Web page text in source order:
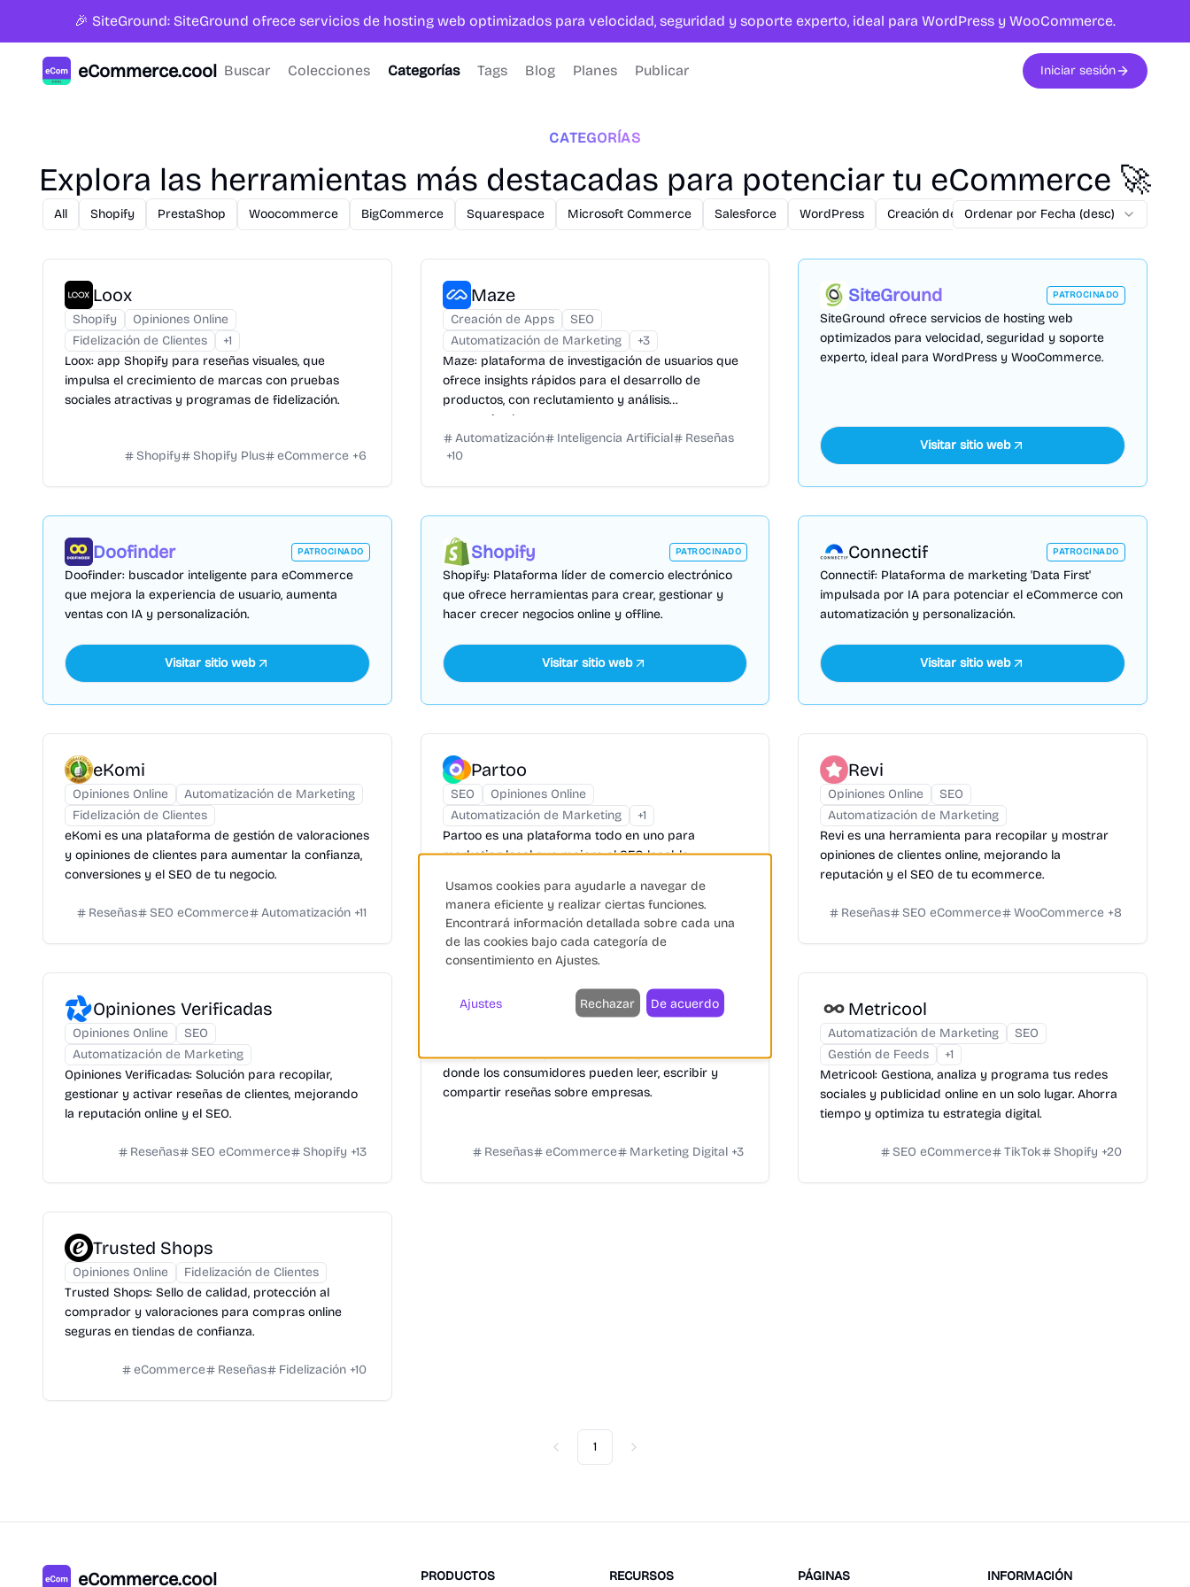
🎉 SiteGround: SiteGround ofrece servicios de hosting web optimizados para velocidad, seguridad y soporte experto, ideal para WordPress y WooCommerce.
eCommerce.cool Buscar Colecciones Categorías Tags Blog Planes Publicar Iniciar sesión
CATEGORÍAS
Explora las herramientas más destacadas para potenciar tu eCommerce 🚀
All Shopify PrestaShop Woocommerce BigCommerce Squarespace Microsoft Commerce Salesforce WordPress Creación de Apps Hosting SEM SEO
Ordenar por Fecha (desc)
Loox
Shopify
Opiniones Online
Fidelización de Clientes
+1
Loox: app Shopify para reseñas visuales, que
impulsa el crecimiento de marcas con pruebas
sociales atractivas y programas de fidelización.
Shopify Shopify Plus eCommerce +6
Maze
Creación de Apps
SEO
Automatización de Marketing
+3
Maze: plataforma de investigación de usuarios que
ofrece insights rápidos para el desarrollo de
productos, con reclutamiento y análisis
automatizados.
Automatización
Inteligencia Artificial
Reseñas
+10
SiteGround PATROCINADO
SiteGround ofrece servicios de hosting web
optimizados para velocidad, seguridad y soporte
experto, ideal para WordPress y WooCommerce.
Visitar sitio web
Doofinder PATROCINADO
Doofinder: buscador inteligente para eCommerce
que mejora la experiencia de usuario, aumenta
ventas con IA y personalización.
Visitar sitio web
Shopify PATROCINADO
Shopify: Plataforma líder de comercio electrónico
que ofrece herramientas para crear, gestionar y
hacer crecer negocios online y offline.
Visitar sitio web
Connectif PATROCINADO
Connectif: Plataforma de marketing 'Data First'
impulsada por IA para potenciar el eCommerce con
automatización y personalización.
Visitar sitio web
eKomi
Opiniones Online
Automatización de Marketing
Fidelización de Clientes
eKomi es una plataforma de gestión de valoraciones
y opiniones de clientes para aumentar la confianza,
conversiones y el SEO de tu negocio.
Reseñas SEO eCommerce Automatización +11
Partoo
SEO
Opiniones Online
Automatización de Marketing
+1
Partoo es una plataforma todo en uno para
marketing local que mejora el SEO local, la
SEO eCommerce Reseñas Chatbots
Revi
Opiniones Online
SEO
Automatización de Marketing
Revi es una herramienta para recopilar y mostrar
opiniones de clientes online, mejorando la
reputación y el SEO de tu ecommerce.
Reseñas SEO eCommerce WooCommerce +8
Opiniones Verificadas
Opiniones Online
SEO
Automatización de Marketing
Opiniones Verificadas: Solución para recopilar,
gestionar y activar reseñas de clientes, mejorando
la reputación online y el SEO.
Reseñas SEO eCommerce Shopify +13
Trustpilot
Trustpilot es una plataforma de opiniones online
donde los consumidores pueden leer, escribir y
compartir reseñas sobre empresas.
Reseñas eCommerce Marketing Digital +3
Metricool
Automatización de Marketing
SEO
Gestión de Feeds
+1
Metricool: Gestiona, analiza y programa tus redes
sociales y publicidad online en un solo lugar. Ahorra
tiempo y optimiza tu estrategia digital.
SEO eCommerce TikTok Shopify +20
Trusted Shops
Opiniones Online
Fidelización de Clientes
Trusted Shops: Sello de calidad, protección al
comprador y valoraciones para compras online
seguras en tiendas de confianza.
eCommerce Reseñas Fidelización +10
Previous
1 Next
eCommerce.cool PRODUCTOS RECURSOS PÁGINAS INFORMACIÓN
Usamos cookies para ayudarle a navegar de
manera eficiente y realizar ciertas funciones.
Encontrará información detallada sobre cada una
de las cookies bajo cada categoría de
consentimiento en Ajustes.
Ajustes Rechazar De acuerdo